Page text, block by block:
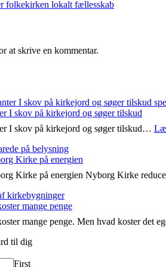
folkekirken lokalt fællesskab
at skrive en kommentar.
I skov på kirkejord og søger tilskud
I skov på kirkejord og søger tilskud…
Kirke på energien
Kirke på energien Nyborg Kirke
mange penge
mange penge. Men hvad koster det
til dig
First